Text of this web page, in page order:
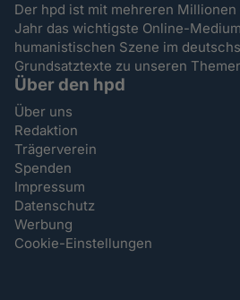
Der hpd ist mit mehreren
Jahr das wichtigste Online-
humanistischen Szene im
Grundsatztexte zu unseren
Über den hpd
Über uns
Redaktion
Trägerverein
Spenden
Impressum
Datenschutz
Werbung
Cookie-Einstellungen